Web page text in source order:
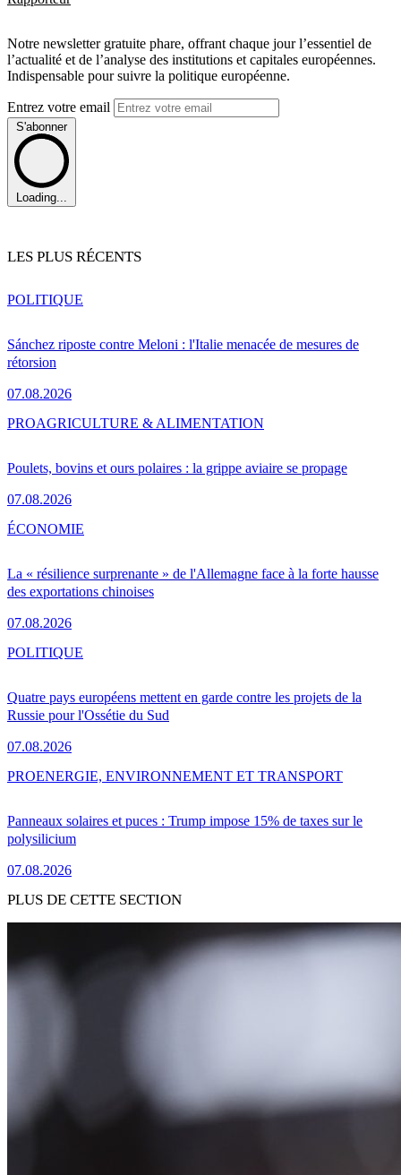
Notre newsletter gratuite phare, offrant chaque jour l’essentiel de
l’actualité et de l’analyse des institutions et capitales européennes.
Indispensable pour suivre la politique européenne.
Entrez votre email
S'abonner
Loading...
LES PLUS RÉCENTS
Sánchez riposte contre Meloni : l'Italie menacée de mesures de
rétorsion
07.08.2026
POLITIQUE
Poulets, bovins et ours polaires : la grippe aviaire se propage
07.08.2026
PROAGRICULTURE & ALIMENTATION
La « résilience surprenante » de l'Allemagne face à la forte hausse
des exportations chinoises
07.08.2026
ÉCONOMIE
Quatre pays européens mettent en garde contre les projets de la
Russie pour l'Ossétie du Sud
07.08.2026
POLITIQUE
Panneaux solaires et puces : Trump impose 15% de taxes sur le
polysilicium
07.08.2026
PROENERGIE, ENVIRONNEMENT ET TRANSPORT
PLUS DE CETTE SECTION